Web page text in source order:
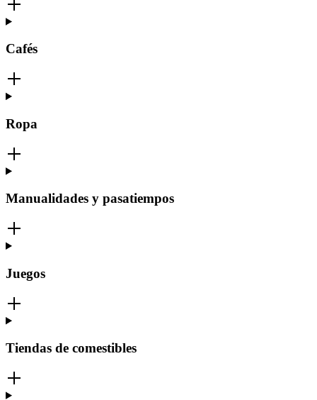
Cafés
Ropa
Manualidades y pasatiempos
Juegos
Tiendas de comestibles